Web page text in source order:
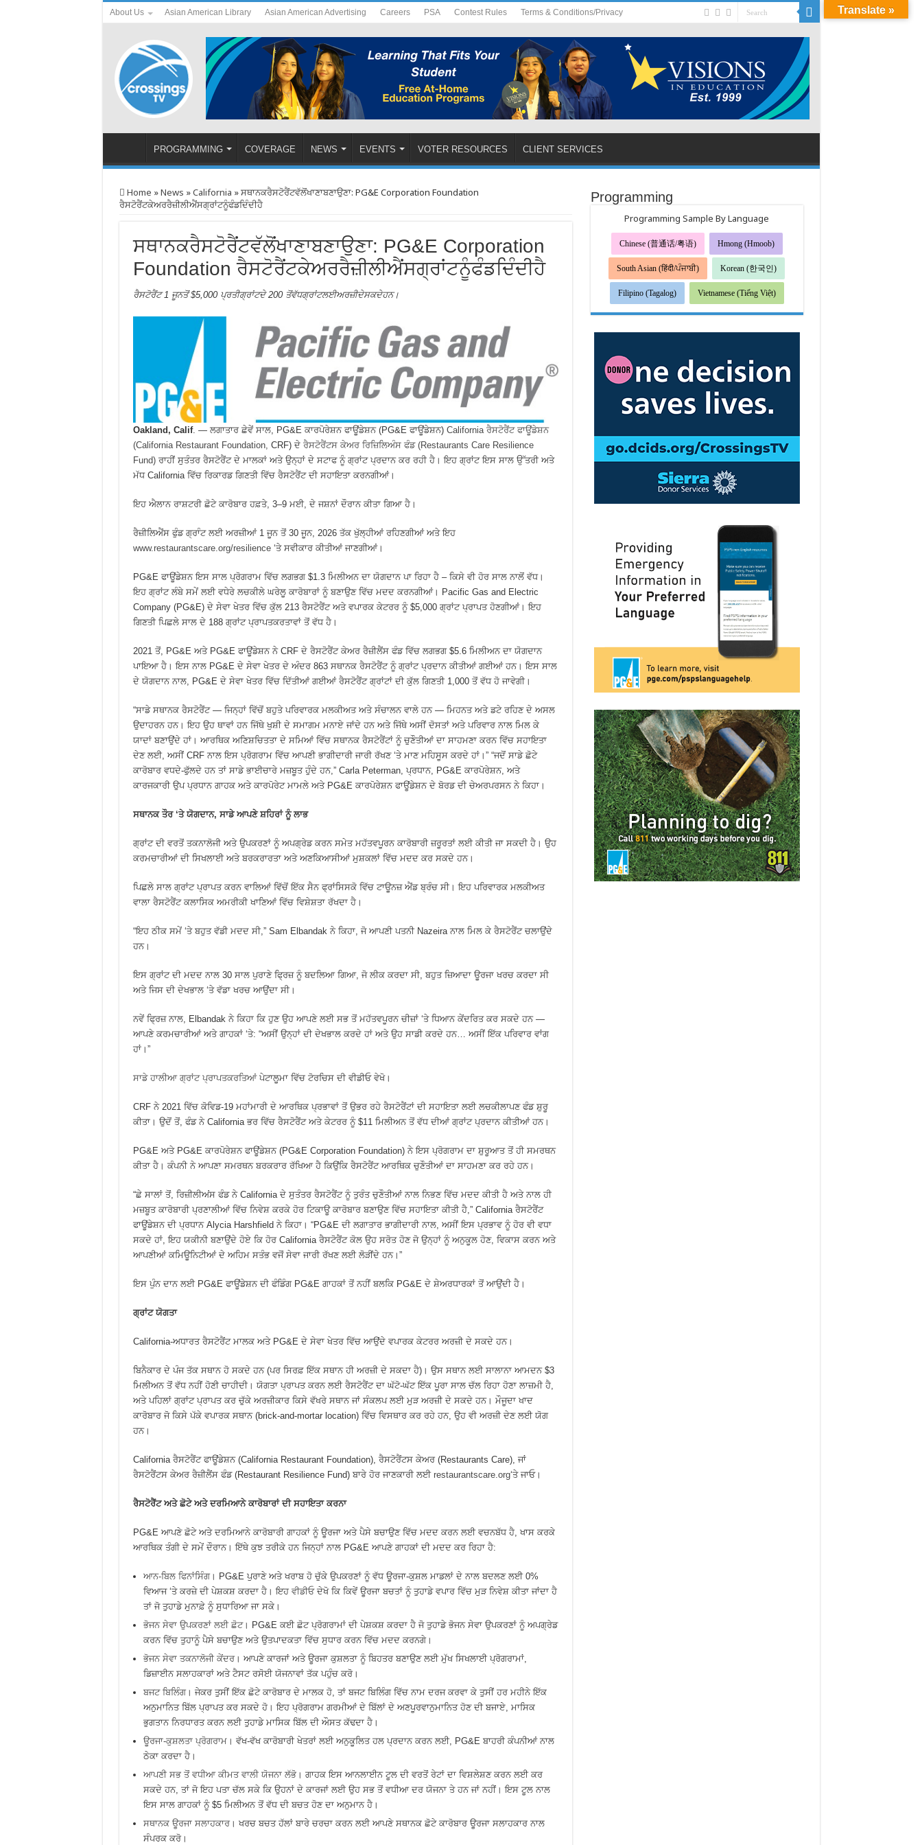
About Us Asian American Library Asian American Advertising Careers PSA Contest Rules Terms & Conditions/Privacy
PROGRAMMING COVERAGE NEWS EVENTS VOTER RESOURCES CLIENT SERVICES
Home »News »California »ਸਥਾਨਕਰੈਸਟੋਰੈਂਟਵੱਲੋਂਖਾਣਾਬਣਾਉਣਾ: PG&E Corporation Foundation
ਰੈਸਟੋਰੈਂਟਕੇਅਰਰੈਜ਼ੀਲੀਐਂਸਗ੍ਰਾਂਟਨੂੰਫੰਡਦਿੰਦੀਹੈ
ਸਥਾਨਕਰੈਸਟੋਰੈਂਟਵੱਲੋਂਖਾਣਾਬਣਾਉਣਾ: PG&E Corporation
Foundation ਰੈਸਟੋਰੈਂਟਕੇਅਰਰੈਜ਼ੀਲੀਐਂਸਗ੍ਰਾਂਟਨੂੰਫੰਡਦਿੰਦੀਹੈ
ਰੈਸਟੋਰੈਂਟ 1 ਜੂਨਤੋਂ $5,000 ਪ੍ਰਤੀਗ੍ਰਾਂਟਦੇ 200 ਤੋਂਵੱਧਗ੍ਰਾਂਟਲਈਅਰਜ਼ੀਦੇਸਕਦੇਹਨ।
Oakland, Calif. — ਲਗਾਤਾਰ ਛੇਵੇਂ ਸਾਲ, PG&E ਕਾਰਪੋਰੇਸ਼ਨ ਫਾਊਂਡੇਸ਼ਨ (PG&E ਫਾਊਂਡੇਸ਼ਨ) California ਰੈਸਟੋਰੈਂਟ ਫਾਊਂਡੇਸ਼ਨ
(California Restaurant Foundation, CRF) ਦੇ ਰੈਸਟੋਰੈਂਟਸ ਕੇਅਰ ਰਿਜ਼ਿਲਿਅੰਸ ਫੰਡ (Restaurants Care Resilience
Fund)ਰਾਹੀਂ ਸੁਤੰਤਰ ਰੈਸਟੋਰੈਂਟ ਦੇ ਮਾਲਕਾਂ ਅਤੇ ਉਨ੍ਹਾਂ ਦੇ ਸਟਾਫ ਨੂੰ ਗ੍ਰਾਂਟ ਪ੍ਰਦਾਨ ਕਰ ਰਹੀ ਹੈ। ਇਹ ਗ੍ਰਾਂਟ ਇਸ ਸਾਲ ਉੱਤਰੀ ਅਤੇ
ਮੱਧ California ਵਿੱਚ ਰਿਕਾਰਡ ਗਿਣਤੀ ਵਿੱਚ ਰੈਸਟੋਰੈਂਟ ਦੀ ਸਹਾਇਤਾ ਕਰਨਗੀਆਂ।
ਇਹ ਐਲਾਨ ਰਾਸ਼ਟਰੀ ਛੋਟੇ ਕਾਰੋਬਾਰ ਹਫ਼ਤੇ, 3–9 ਮਈ, ਦੇ ਜਸ਼ਨਾਂ ਦੌਰਾਨ ਕੀਤਾ ਗਿਆ ਹੈ।
ਰੈਜ਼ੀਲਿਐਂਸ ਫੁੰਡ ਗ੍ਰਾੰਟ ਲਈ ਅਰਜ਼ੀਆਂ 1 ਜੂਨ ਤੋਂ 30 ਜੂਨ, 2026 ਤੱਕ ਖੁੱਲ੍ਹੀਆਂ ਰਹਿਣਗੀਆਂ ਅਤੇ ਇਹ
www.restaurantscare.org/resilience‘ਤੇ ਸਵੀਕਾਰ ਕੀਤੀਆਂ ਜਾਣਗੀਆਂ।
PG&E ਫਾਊਂਡੇਸ਼ਨ ਇਸ ਸਾਲ ਪ੍ਰੋਗਰਾਮ ਵਿੱਚ ਲਗਭਗ $1.3 ਮਿਲੀਅਨ ਦਾ ਯੋਗਦਾਨ ਪਾ ਰਿਹਾ ਹੈ – ਕਿਸੇ ਵੀ ਹੋਰ ਸਾਲ ਨਾਲੋਂ ਵੱਧ।
ਇਹ ਗ੍ਰਾਂਟ ਲੰਬੇ ਸਮੇਂ ਲਈ ਵਧੇਰੇ ਲਚਕੀਲੇ ਘਰੇਲੂ ਕਾਰੋਬਾਰਾਂ ਨੂੰ ਬਣਾਉਣ ਵਿੱਚ ਮਦਦ ਕਰਨਗੀਆਂ। Pacific Gas and Electric
Company (PG&E) ਦੇ ਸੇਵਾ ਖੇਤਰ ਵਿੱਚ ਕੁੱਲ 213 ਰੈਸਟੋਰੈਂਟ ਅਤੇ ਵਪਾਰਕ ਕੇਟਰਰ ਨੂੰ $5,000 ਗ੍ਰਾਂਟ ਪ੍ਰਾਪਤ ਹੋਣਗੀਆਂ। ਇਹ
ਗਿਣਤੀ ਪਿਛਲੇ ਸਾਲ ਦੇ 188 ਗ੍ਰਾਂਟ ਪ੍ਰਾਪਤਕਰਤਾਵਾਂ ਤੋਂ ਵੱਧ ਹੈ।
2021 ਤੋਂ, PG&E ਅਤੇ PG&E ਫਾਊਂਡੇਸ਼ਨ ਨੇ CRF ਦੇ ਰੈਸਟੋਰੈਂਟ ਕੇਅਰ ਰੈਜ਼ੀਲੈਂਸ ਫੰਡ ਵਿੱਚ ਲਗਭਗ $5.6 ਮਿਲੀਅਨ ਦਾ ਯੋਗਦਾਨ
ਪਾਇਆ ਹੈ। ਇਸ ਨਾਲ PG&E ਦੇ ਸੇਵਾ ਖੇਤਰ ਦੇ ਅੰਦਰ 863 ਸਥਾਨਕ ਰੈਸਟੋਰੈਂਟ ਨੂੰ ਗ੍ਰਾਂਟ ਪ੍ਰਦਾਨ ਕੀਤੀਆਂ ਗਈਆਂ ਹਨ। ਇਸ ਸਾਲ
ਦੇ ਯੋਗਦਾਨ ਨਾਲ, PG&E ਦੇ ਸੇਵਾ ਖੇਤਰ ਵਿੱਚ ਦਿੱਤੀਆਂ ਗਈਆਂ ਰੈਸਟੋਰੈਂਟ ਗ੍ਰਾਂਟਾਂ ਦੀ ਕੁੱਲ ਗਿਣਤੀ 1,000 ਤੋਂ ਵੱਧ ਹੋ ਜਾਵੇਗੀ।
“ਸਾਡੇ ਸਥਾਨਕ ਰੈਸਟੋਰੈਂਟ — ਜਿਨ੍ਹਾਂ ਵਿੱਚੋਂ ਬਹੁਤੇ ਪਰਿਵਾਰਕ ਮਲਕੀਅਤ ਅਤੇ ਸੰਚਾਲਨ ਵਾਲੇ ਹਨ — ਮਿਹਨਤ ਅਤੇ ਡਟੇ ਰਹਿਣ ਦੇ ਅਸਲ
ਉਦਾਹਰਨ ਹਨ। ਇਹ ਉਹ ਥਾਵਾਂ ਹਨ ਜਿੱਥੇ ਖੁਸ਼ੀ ਦੇ ਸਮਾਗਮ ਮਨਾਏ ਜਾਂਦੇ ਹਨ ਅਤੇ ਜਿੱਥੇ ਅਸੀਂ ਦੋਸਤਾਂ ਅਤੇ ਪਰਿਵਾਰ ਨਾਲ ਮਿਲ ਕੇ
ਯਾਦਾਂ ਬਣਾਉਂਦੇ ਹਾਂ। ਆਰਥਿਕ ਅਣਿਸ਼ਚਿਤਤਾ ਦੇ ਸਮਿਆਂ ਵਿੱਚ ਸਥਾਨਕ ਰੈਸਟੋਰੈਂਟਾਂ ਨੂੰ ਚੁਣੌਤੀਆਂ ਦਾ ਸਾਹਮਣਾ ਕਰਨ ਵਿੱਚ ਸਹਾਇਤਾ
ਦੇਣ ਲਈ, ਅਸੀਂ CRF ਨਾਲ ਇਸ ਪ੍ਰੋਗਰਾਮ ਵਿੱਚ ਆਪਣੀ ਭਾਗੀਦਾਰੀ ਜਾਰੀ ਰੱਖਣ ‘ਤੇ ਮਾਣ ਮਹਿਸੂਸ ਕਰਦੇ ਹਾਂ।” “ਜਦੋਂ ਸਾਡੇ ਛੋਟੇ
ਕਾਰੋਬਾਰ ਵਧਦੇ-ਫੁੱਲਦੇ ਹਨ ਤਾਂ ਸਾਡੇ ਭਾਈਚਾਰੇ ਮਜ਼ਬੂਤ ​​ਹੁੰਦੇ ਹਨ,” Carla Peterman, ਪ੍ਰਧਾਨ, PG&E ਕਾਰਪੋਰੇਸ਼ਨ, ਅਤੇ
ਕਾਰਜਕਾਰੀ ਉਪ ਪ੍ਰਧਾਨ ਗਾਹਕ ਅਤੇ ਕਾਰਪੋਰੇਟ ਮਾਮਲੇ ਅਤੇ PG&E ਕਾਰਪੋਰੇਸ਼ਨ ਫਾਊਂਡੇਸ਼ਨ ਦੇ ਬੋਰਡ ਦੀ ਚੇਅਰਪਰਸਨ ਨੇ ਕਿਹਾ।
ਸਥਾਨਕ ਤੌਰ‘ਤੇ ਯੋਗਦਾਨ, ਸਾਡੇ ਆਪਣੇ ਸ਼ਹਿਰਾਂ ਨੂੰ ਲਾਭ
ਗ੍ਰਾਂਟ ਦੀ ਵਰਤੋਂ ਤਕਨਾਲੋਜੀ ਅਤੇ ਉਪਕਰਣਾਂ ਨੂੰ ਅਪਗ੍ਰੇਡ ਕਰਨ ਸਮੇਤ ਮਹੱਤਵਪੂਰਨ ਕਾਰੋਬਾਰੀ ਜ਼ਰੂਰਤਾਂ ਲਈ ਕੀਤੀ ਜਾ ਸਕਦੀ ਹੈ। ਉਹ
ਕਰਮਚਾਰੀਆਂ ਦੀ ਸਿਖਲਾਈ ਅਤੇ ਬਰਕਰਾਰਤਾ ਅਤੇ ਅਣਕਿਆਸੀਆਂ ਮੁਸ਼ਕਲਾਂ ਵਿੱਚ ਮਦਦ ਕਰ ਸਕਦੇ ਹਨ।
ਪਿਛਲੇ ਸਾਲ ਗ੍ਰਾਂਟ ਪ੍ਰਾਪਤ ਕਰਨ ਵਾਲਿਆਂ ਵਿੱਚੋਂ ਇੱਕ ਸੈਨ ਫ੍ਰਾਂਸਿਸਕੋ ਵਿੱਚ ਟਾਊਨਜ਼ ਐਂਡ ਬ੍ਰੰਚ ਸੀ। ਇਹ ਪਰਿਵਾਰਕ ਮਲਕੀਅਤ
ਵਾਲਾ ਰੈਸਟੋਰੈਂਟ ਕਲਾਸਿਕ ਅਮਰੀਕੀ ਖਾਣਿਆਂ ਵਿੱਚ ਵਿਸ਼ੇਸ਼ਤਾ ਰੱਖਦਾ ਹੈ।
“ਇਹ ਠੀਕ ਸਮੇਂ ‘ਤੇ ਬਹੁਤ ਵੱਡੀ ਮਦਦ ਸੀ,” Sam Elbandak ਨੇ ਕਿਹਾ, ਜੋ ਆਪਣੀ ਪਤਨੀ Nazeira ਨਾਲ ਮਿਲ ਕੇ ਰੈਸਟੋਰੈਂਟ ਚਲਾਉਂਦੇ
ਹਨ।
ਇਸ ਗ੍ਰਾਂਟ ਦੀ ਮਦਦ ਨਾਲ 30 ਸਾਲ ਪੁਰਾਣੇ ਫ੍ਰਿਜ਼ ਨੂੰ ਬਦਲਿਆ ਗਿਆ, ਜੋ ਲੀਕ ਕਰਦਾ ਸੀ, ਬਹੁਤ ਜ਼ਿਆਦਾ ਊਰਜਾ ਖਰਚ ਕਰਦਾ ਸੀ
ਅਤੇ ਜਿਸ ਦੀ ਦੇਖਭਾਲ ‘ਤੇ ਵੱਡਾ ਖਰਚ ਆਉਂਦਾ ਸੀ।
ਨਵੇਂ ਫ੍ਰਿਜ਼ ਨਾਲ, Elbandak ਨੇ ਕਿਹਾ ਕਿ ਹੁਣ ਉਹ ਆਪਣੇ ਲਈ ਸਭ ਤੋਂ ਮਹੱਤਵਪੂਰਨ ਚੀਜ਼ਾਂ ‘ਤੇ ਧਿਆਨ ਕੇਂਦਰਿਤ ਕਰ ਸਕਦੇ ਹਨ —
ਆਪਣੇ ਕਰਮਚਾਰੀਆਂ ਅਤੇ ਗਾਹਕਾਂ ‘ਤੇ: “ਅਸੀਂ ਉਨ੍ਹਾਂ ਦੀ ਦੇਖਭਾਲ ਕਰਦੇ ਹਾਂ ਅਤੇ ਉਹ ਸਾਡੀ ਕਰਦੇ ਹਨ… ਅਸੀਂ ਇੱਕ ਪਰਿਵਾਰ ਵਾਂਗ
ਹਾਂ।”
ਸਾਡੇ ਹਾਲੀਆ ਗ੍ਰਾਂਟ ਪ੍ਰਾਪਤਕਰਤਿਆਂਪੇਟਾਲੂਮਾ ਵਿੱਚ ਟੋਰਚਿਸ ਦੀ ਵੀਡੀਓ ਵੇਖੋ।
CRF ਨੇ 2021 ਵਿੱਚ ਕੋਵਿਡ-19 ਮਹਾਂਮਾਰੀ ਦੇ ਆਰਥਿਕ ਪ੍ਰਭਾਵਾਂ ਤੋਂ ਉਭਰ ਰਹੇ ਰੈਸਟੋਰੈਂਟਾਂ ਦੀ ਸਹਾਇਤਾ ਲਈ ਲਚਕੀਲਾਪਣ ਫੰਡ ਸ਼ੁਰੂ
ਕੀਤਾ। ਉਦੋਂ ਤੋਂ, ਫੰਡ ਨੇ California ਭਰ ਵਿੱਚ ਰੈਸਟੋਰੈਂਟ ਅਤੇ ਕੇਟਰਰ ਨੂੰ $11 ਮਿਲੀਅਨ ਤੋਂ ਵੱਧ ਦੀਆਂ ਗ੍ਰਾਂਟ ਪ੍ਰਦਾਨ ਕੀਤੀਆਂ ਹਨ।
PG&E ਅਤੇ PG&E ਕਾਰਪੋਰੇਸ਼ਨ ਫਾਊਂਡੇਸ਼ਨ (PG&E Corporation Foundation) ਨੇ ਇਸ ਪ੍ਰੋਗਰਾਮ ਦਾ ਸ਼ੁਰੂਆਤ ਤੋਂ ਹੀ ਸਮਰਥਨ
ਕੀਤਾ ਹੈ। ਕੰਪਨੀ ਨੇ ਆਪਣਾ ਸਮਰਥਨ ਬਰਕਰਾਰ ਰੱਖਿਆ ਹੈ ਕਿਉਂਕਿ ਰੈਸਟੋਰੈਂਟ ਆਰਥਿਕ ਚੁਣੌਤੀਆਂ ਦਾ ਸਾਹਮਣਾ ਕਰ ਰਹੇ ਹਨ।
“ਛੇ ਸਾਲਾਂ ਤੋਂ, ਰਿਜ਼ੀਲੀਅਂਸ ਫੰਡ ਨੇ California ਦੇ ਸੁਤੰਤਰ ਰੈਸਟੋਰੈਂਟ ਨੂੰ ਤੁਰੰਤ ਚੁਣੌਤੀਆਂ ਨਾਲ ਨਿਭਣ ਵਿੱਚ ਮਦਦ ਕੀਤੀ ਹੈ ਅਤੇ ਨਾਲ ਹੀ
ਮਜ਼ਬੂਤ ਕਾਰੋਬਾਰੀ ਪ੍ਰਣਾਲੀਆਂ ਵਿੱਚ ਨਿਵੇਸ਼ ਕਰਕੇ ਹੋਰ ਟਿਕਾਊ ਕਾਰੋਬਾਰ ਬਣਾਉਣ ਵਿੱਚ ਸਹਾਇਤਾ ਕੀਤੀ ਹੈ,” California ਰੈਸਟੋਰੈਂਟ
ਫਾਊਂਡੇਸ਼ਨ ਦੀ ਪ੍ਰਧਾਨ Alycia Harshfield ਨੇ ਕਿਹਾ। “PG&E ਦੀ ਲਗਾਤਾਰ ਭਾਗੀਦਾਰੀ ਨਾਲ, ਅਸੀਂ ਇਸ ਪ੍ਰਭਾਵ ਨੂੰ ਹੋਰ ਵੀ ਵਧਾ
ਸਕਦੇ ਹਾਂ, ਇਹ ਯਕੀਨੀ ਬਣਾਉਂਦੇ ਹੋਏ ਕਿ ਹੋਰ California ਰੈਸਟੋਰੈਂਟ ਕੋਲ ਉਹ ਸਰੋਤ ਹੋਣ ਜੋ ਉਨ੍ਹਾਂ ਨੂੰ ਅਨੁਕੂਲ ਹੋਣ, ਵਿਕਾਸ ਕਰਨ ਅਤੇ
ਆਪਣੀਆਂ ਕਮਿਊਨਿਟੀਆਂ ਦੇ ਅਹਿਮ ਸਤੰਭ ਵਜੋਂ ਸੇਵਾ ਜਾਰੀ ਰੱਖਣ ਲਈ ਲੋੜੀਂਦੇ ਹਨ।”
ਇਸ ਪੁੰਨ ਦਾਨ ਲਈ PG&E ਫਾਊਂਡੇਸ਼ਨ ਦੀ ਫੰਡਿੰਗ PG&E ਗਾਹਕਾਂ ਤੋਂ ਨਹੀਂ ਬਲਕਿ PG&E ਦੇ ਸ਼ੇਅਰਧਾਰਕਾਂ ਤੋਂ ਆਉਂਦੀ ਹੈ।
ਗ੍ਰਾਂਟ ਯੋਗਤਾ
California-ਅਧਾਰਤ ਰੈਸਟੋਰੈਂਟ ਮਾਲਕ ਅਤੇ PG&E ਦੇ ਸੇਵਾ ਖੇਤਰ ਵਿੱਚ ਆਉਂਦੇ ਵਪਾਰਕ ਕੇਟਰਰ ਅਰਜ਼ੀ ਦੇ ਸਕਦੇ ਹਨ।
ਬਿਨੈਕਾਰ ਦੇ ਪੰਜ ਤੱਕ ਸਥਾਨ ਹੋ ਸਕਦੇ ਹਨ (ਪਰ ਸਿਰਫ਼ ਇੱਕ ਸਥਾਨ ਹੀ ਅਰਜ਼ੀ ਦੇ ਸਕਦਾ ਹੈ)। ਉਸ ਸਥਾਨ ਲਈ ਸਾਲਾਨਾ ਆਮਦਨ $3
ਮਿਲੀਅਨ ਤੋਂ ਵੱਧ ਨਹੀਂ ਹੋਣੀ ਚਾਹੀਦੀ। ਯੋਗਤਾ ਪ੍ਰਾਪਤ ਕਰਨ ਲਈ ਰੈਸਟੋਰੈਂਟ ਦਾ ਘੱਟੋ-ਘੱਟ ਇੱਕ ਪੂਰਾ ਸਾਲ ਚੱਲ ਰਿਹਾ ਹੋਣਾ ਲਾਜ਼ਮੀ ਹੈ,
ਅਤੇ ਪਹਿਲਾਂ ਗ੍ਰਾਂਟ ਪ੍ਰਾਪਤ ਕਰ ਚੁੱਕੇ ਅਰਜ਼ੀਕਾਰ ਕਿਸੇ ਵੱਖਰੇ ਸਥਾਨ ਜਾਂ ਸੰਕਲਪ ਲਈ ਮੁੜ ਅਰਜ਼ੀ ਦੇ ਸਕਦੇ ਹਨ। ਮੌਜੂਦਾ ਖਾਦ
ਕਾਰੋਬਾਰ ਜੋ ਕਿਸੇ ਪੱਕੇ ਵਪਾਰਕ ਸਥਾਨ (brick-and-mortar location) ਵਿੱਚ ਵਿਸਥਾਰ ਕਰ ਰਹੇ ਹਨ, ਉਹ ਵੀ ਅਰਜ਼ੀ ਦੇਣ ਲਈ ਯੋਗ
ਹਨ।
California ਰੈਸਟੋਰੈਂਟ ਫਾਊਂਡੇਸ਼ਨ (California Restaurant Foundation), ਰੈਸਟੋਰੈਂਟਸ ਕੇਅਰ (Restaurants Care), ਜਾਂ
ਰੈਸਟੋਰੈਂਟਸ ਕੇਅਰ ਰੈਜ਼ੀਲੈਂਸ ਫੰਡ (Restaurant Resilience Fund) ਬਾਰੇ ਹੋਰ ਜਾਣਕਾਰੀ ਲਈ restaurantscare.org‘ਤੇ ਜਾਓ।
ਰੈਸਟੋਰੈਂਟ ਅਤੇ ਛੋਟੇ ਅਤੇ ਦਰਮਿਆਨੇ ਕਾਰੋਬਾਰਾਂ ਦੀ ਸਹਾਇਤਾ ਕਰਨਾ
PG&E ਆਪਣੇ ਛੋਟੇ ਅਤੇ ਦਰਮਿਆਨੇ ਕਾਰੋਬਾਰੀ ਗਾਹਕਾਂ ਨੂੰ ਊਰਜਾ ਅਤੇ ਪੈਸੇ ਬਚਾਉਣ ਵਿੱਚ ਮਦਦ ਕਰਨ ਲਈ ਵਚਨਬੱਧ ਹੈ, ਖਾਸ ਕਰਕੇ
ਆਰਥਿਕ ਤੰਗੀ ਦੇ ਸਮੇਂ ਦੌਰਾਨ। ਇੱਥੇ ਕੁਝ ਤਰੀਕੇ ਹਨ ਜਿਨ੍ਹਾਂ ਨਾਲ PG&E ਆਪਣੇ ਗਾਹਕਾਂ ਦੀ ਮਦਦ ਕਰ ਰਿਹਾ ਹੈ:
ਆਨ-ਬਿਲ ਫਿਨਾਂਸਿੰਗ। PG&E ਪੁਰਾਣੇ ਅਤੇ ਖਰਾਬ ਹੋ ਚੁੱਕੇ ਉਪਕਰਣਾਂ ਨੂੰ ਵੱਧ ਊਰਜਾ-ਕੁਸ਼ਲ ਮਾਡਲਾਂ ਦੇ ਨਾਲ ਬਦਲਣ ਲਈ 0%
ਵਿਆਜ ‘ਤੇ ਕਰਜ਼ੇ ਦੀ ਪੇਸ਼ਕਸ਼ ਕਰਦਾ ਹੈ। ਇਹ ਵੀਡੀਓਦੇਖੋ ਕਿ ਕਿਵੇਂ ਊਰਜਾ ਬਚਤਾਂ ਨੂੰ ਤੁਹਾਡੇ ਵਪਾਰ ਵਿੱਚ ਮੁੜ ਨਿਵੇਸ਼ ਕੀਤਾ ਜਾਂਦਾ ਹੈ
ਤਾਂ ਜੋ ਤੁਹਾਡੇ ਮੁਨਾਫ਼ੇ ਨੂੰ ਸੁਧਾਰਿਆ ਜਾ ਸਕੇ।
ਭੋਜਨ ਸੇਵਾ ਉਪਕਰਣਾਂ ਲਈ ਛੋਟ। PG&E ਕਈ ਛੋਟ ਪ੍ਰੋਗਰਾਮਾਂ ਦੀ ਪੇਸ਼ਕਸ਼ ਕਰਦਾ ਹੈ ਜੋ ਤੁਹਾਡੇ ਭੋਜਨ ਸੇਵਾ ਉਪਕਰਣਾਂ ਨੂੰ ਅਪਗ੍ਰੇਡ
ਕਰਨ ਵਿੱਚ ਤੁਹਾਨੂੰ ਪੈਸੇ ਬਚਾਉਣ ਅਤੇ ਉਤਪਾਦਕਤਾ ਵਿੱਚ ਸੁਧਾਰ ਕਰਨ ਵਿੱਚ ਮਦਦ ਕਰਨਗੇ।
ਭੋਜਨ ਸੇਵਾ ਤਕਨਾਲੋਜੀ ਕੇਂਦਰ। ਆਪਣੇ ਕਾਰਜਾਂ ਅਤੇ ਊਰਜਾ ਕੁਸ਼ਲਤਾ ਨੂੰ ਬਿਹਤਰ ਬਣਾਉਣ ਲਈ ਮੁੱਖ ਸਿਖਲਾਈ ਪ੍ਰੋਗਰਾਮਾਂ,
ਡਿਜ਼ਾਈਨ ਸਲਾਹਕਾਰਾਂ ਅਤੇ ਟੈਸਟ ਰਸੋਈ ਯੋਜਨਾਵਾਂ ਤੱਕ ਪਹੁੰਚ ਕਰੋ।
ਬਜਟ ਬਿਲਿੰਗ। ਜੇਕਰ ਤੁਸੀਂ ਇੱਕ ਛੋਟੇ ਕਾਰੋਬਾਰ ਦੇ ਮਾਲਕ ਹੋ, ਤਾਂ ਬਜਟ ਬਿਲਿੰਗ ਵਿੱਚ ਨਾਮ ਦਰਜ ਕਰਵਾ ਕੇ ਤੁਸੀਂ ਹਰ ਮਹੀਨੇ ਇੱਕ
ਅਨੁਮਾਨਿਤ ਬਿੱਲ ਪ੍ਰਾਪਤ ਕਰ ਸਕਦੇ ਹੋ। ਇਹ ਪ੍ਰੋਗਰਾਮ ਗਰਮੀਆਂ ਦੇ ਬਿੱਲਾਂ ਦੇ ਅਣਪੂਰਵਾਨੁਮਾਨਿਤ ਹੋਣ ਦੀ ਬਜਾਏ, ਮਾਸਿਕ
ਭੁਗਤਾਨ ਨਿਰਧਾਰਤ ਕਰਨ ਲਈ ਤੁਹਾਡੇ ਮਾਸਿਕ ਬਿੱਲ ਦੀ ਔਸਤ ਕੱਢਦਾ ਹੈ।
ਊਰਜਾ-ਕੁਸ਼ਲਤਾ ਪ੍ਰੋਗਰਾਮ। ਵੱਖ-ਵੱਖ ਕਾਰੋਬਾਰੀ ਖੇਤਰਾਂ ਲਈ ਅਨੁਕੂਲਿਤ ਹਲ ਪ੍ਰਦਾਨ ਕਰਨ ਲਈ, PG&E ਬਾਹਰੀ ਕੰਪਨੀਆਂ ਨਾਲ
ਠੇਕਾ ਕਰਦਾ ਹੈ।
ਆਪਣੀ ਸਭ ਤੋਂ ਵਧੀਆ ਕੀਮਤ ਵਾਲੀ ਯੋਜਨਾ ਲੱਭੋ। ਗਾਹਕ ਇਸ ਆਨਲਾਈਨ ਟੂਲ ਦੀ ਵਰਤੋਂ ਰੇਟਾਂ ਦਾ ਵਿਸ਼ਲੇਸ਼ਣ ਕਰਨ ਲਈ ਕਰ
ਸਕਦੇ ਹਨ, ਤਾਂ ਜੋ ਇਹ ਪਤਾ ਚੱਲ ਸਕੇ ਕਿ ਉਹਨਾਂ ਦੇ ਕਾਰਜਾਂ ਲਈ ਉਹ ਸਭ ਤੋਂ ਵਧੀਆ ਦਰ ਯੋਜਨਾ ਤੇ ਹਨ ਜਾਂ ਨਹੀਂ। ਇਸ ਟੂਲ ਨਾਲ
ਇਸ ਸਾਲ ਗਾਹਕਾਂ ਨੂੰ $5 ਮਿਲੀਅਨ ਤੋਂ ਵੱਧ ਦੀ ਬਚਤ ਹੋਣ ਦਾ ਅਨੁਮਾਨ ਹੈ।
ਸਥਾਨਕ ਊਰਜਾ ਸਲਾਹਕਾਰ। ਖਰਚ ਬਚਤ ਹੱਲਾਂ ਬਾਰੇ ਚਰਚਾ ਕਰਨ ਲਈ ਆਪਣੇ ਸਥਾਨਕ ਛੋਟੇ ਕਾਰੋਬਾਰ ਊਰਜਾ ਸਲਾਹਕਾਰ ਨਾਲ
ਸੰਪਰਕ ਕਰੋ।
Programming
Programming Sample By Language
Chinese (普通话/粤语) Hmong (Hmoob)
South Asian (हिंदी/ਪੰਜਾਬੀ) Korean (한국인)
Filipino (Tagalog) Vietnamese (Tiếng Việt)
Translate »